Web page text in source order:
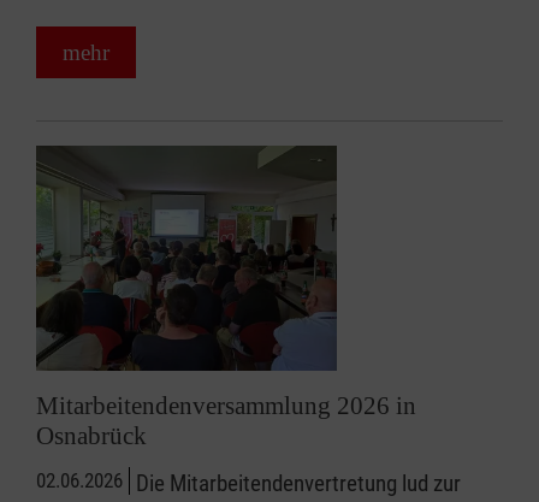
mehr
Mitarbeitendenversammlung 2026 in
Osnabrück
02.06.2026 Die Mitarbeitendenvertretung lud zur